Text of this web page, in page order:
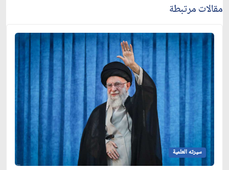
مقالات مرتبطة
سيرته العلمية